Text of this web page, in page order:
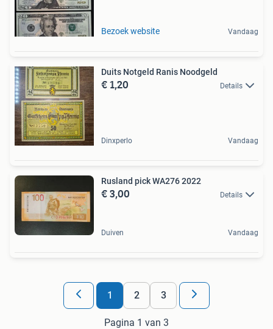
Bezoek website Vandaag
Duits Notgeld Ranis Noodgeld
€ 1,20 Details
Dinxperlo Vandaag
Rusland pick WA276 2022
€ 3,00 Details
Duiven Vandaag
1 2 3
Pagina 1 van 3